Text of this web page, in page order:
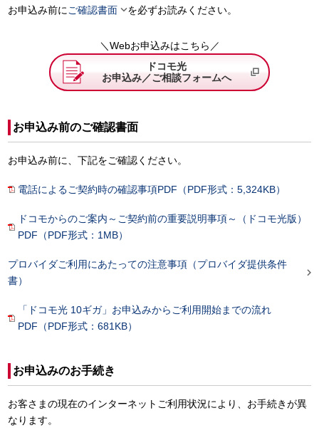
お申込み前に ご確認書面を必ずお読みください。
＼Webお申込みはこちら／
ドコモ光
お申込み／ご相談フォームへ
お申込み前のご確認書面
お申込み前に、下記をご確認ください。
電話によるご契約時の確認事項PDF（PDF形式：5,324KB）
ドコモからのご案内～ご契約前の重要説明事項～（ドコモ光版）
PDF（PDF形式：1MB）
プロバイダご利用にあたっての注意事項（プロバイダ提供条件
書）

「ドコモ光 10ギガ」お申込みからご利用開始までの流れ
PDF（PDF形式：681KB）
お申込みのお手続き
お客さまの現在のインターネットご利用状況により、お手続きが異
なります。